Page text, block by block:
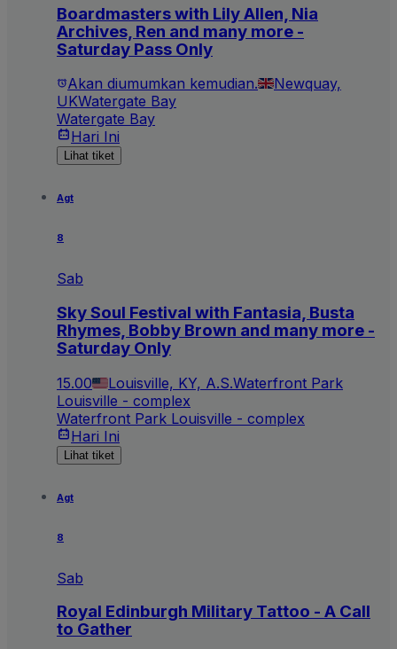
Boardmasters with Lily Allen, Nia
Archives, Ren and many more -
Saturday Pass Only
Akan diumumkan kemudian.
Newquay,
UKWatergate Bay
Watergate Bay
Hari Ini
Lihat tiket
Agt
8
Sab
Sky Soul Festival with Fantasia, Busta
Rhymes, Bobby Brown and many more -
Saturday Only
15.00 Louisville, KY, A.S.Waterfront Park
Louisville - complex
Waterfront Park Louisville - complex
Hari Ini
Lihat tiket
Agt
8
Sab
Royal Edinburgh Military Tattoo - A Call
to Gather